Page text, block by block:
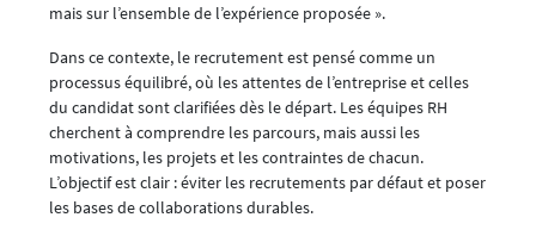
mais sur l’ensemble de l’expérience proposée ».
Dans ce contexte, le recrutement est pensé comme un
processus équilibré, où les attentes de l’entreprise et celles
du candidat sont clarifiées dès le départ. Les équipes RH
cherchent à comprendre les parcours, mais aussi les
motivations, les projets et les contraintes de chacun.
L’objectif est clair : éviter les recrutements par défaut et poser
les bases de collaborations durables.